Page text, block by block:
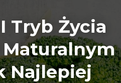
Tryb Życia
Najlepiej